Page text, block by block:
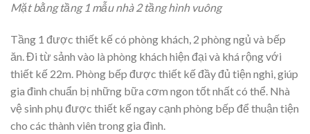
Mặt bằng tầng 1 mẫu nhà 2 tầng hình vuông
Tầng 1 được thiết kế có phòng khách, 2 phòng ngủ và bếp
ăn. Đi từ sảnh vào là phòng khách hiện đại và khá rộng với
thiết kế 22m. Phòng bếp được thiết kế đầy đủ tiện nghi, giúp
gia đình chuẩn bị những bữa cơm ngon tốt nhất có thể. Nhà
vệ sinh phụ được thiết kế ngay cạnh phòng bếp để thuận tiện
cho các thành viên trong gia đình.